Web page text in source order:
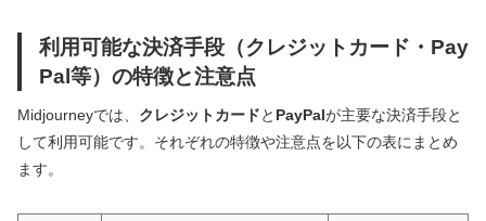
利用可能な決済手段（クレジットカード・Pay
Pal等）の特徴と注意点
Midjourneyでは、 クレジットカードと PayPalが主要な決済手段と
して利用可能です。それぞれの特徴や注意点を以下の表にまとめ
ます。